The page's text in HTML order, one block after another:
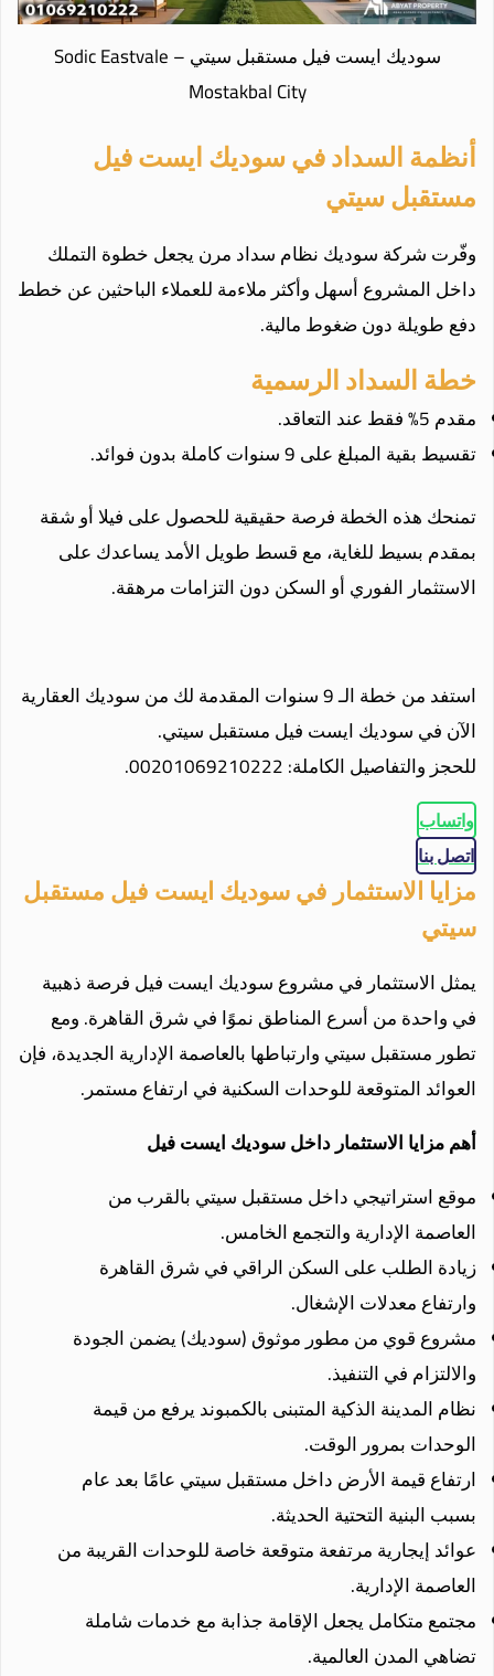
سوديك ايست فيل مستقبل سيتي – Sodic Eastvale
Mostakbal City
أنظمة السداد في سوديك ايست فيل
مستقبل سيتي
وفّرت شركة سوديك نظام سداد مرن يجعل خطوة التملك
داخل المشروع أسهل وأكثر ملاءمة للعملاء الباحثين عن خطط
دفع طويلة دون ضغوط مالية.
خطة السداد الرسمية
مقدم 5% فقط عند التعاقد.
تقسيط بقية المبلغ على 9 سنوات كاملة بدون فوائد.
تمنحك هذه الخطة فرصة حقيقية للحصول على فيلا أو شقة
بمقدم بسيط للغاية، مع قسط طويل الأمد يساعدك على
الاستثمار الفوري أو السكن دون التزامات مرهقة.
استفد من خطة الـ 9 سنوات المقدمة لك من سوديك العقارية
الآن في سوديك ايست فيل مستقبل سيتي.
للحجز والتفاصيل الكاملة: 00201069210222.
واتساب
اتصل بنا
مزايا الاستثمار في سوديك ايست فيل مستقبل
سيتي
يمثل الاستثمار في مشروع سوديك ايست فيل فرصة ذهبية
في واحدة من أسرع المناطق نموًا في شرق القاهرة. ومع
تطور مستقبل سيتي وارتباطها بالعاصمة الإدارية الجديدة، فإن
العوائد المتوقعة للوحدات السكنية في ارتفاع مستمر.
أهم مزايا الاستثمار داخل سوديك ايست فيل
موقع استراتيجي داخل مستقبل سيتي بالقرب من
العاصمة الإدارية والتجمع الخامس.
زيادة الطلب على السكن الراقي في شرق القاهرة
وارتفاع معدلات الإشغال.
مشروع قوي من مطور موثوق (سوديك) يضمن الجودة
والالتزام في التنفيذ.
نظام المدينة الذكية المتبنى بالكمبوند يرفع من قيمة
الوحدات بمرور الوقت.
ارتفاع قيمة الأرض داخل مستقبل سيتي عامًا بعد عام
بسبب البنية التحتية الحديثة.
عوائد إيجارية مرتفعة متوقعة خاصة للوحدات القريبة من
العاصمة الإدارية.
مجتمع متكامل يجعل الإقامة جذابة مع خدمات شاملة
تضاهي المدن العالمية.